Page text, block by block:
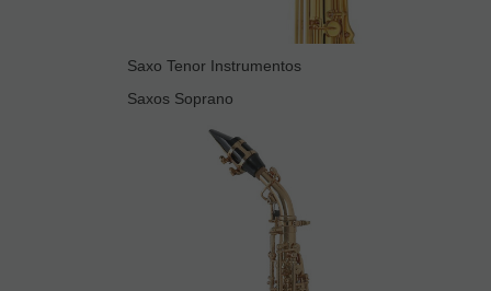
Saxo Tenor Instrumentos
Saxos Soprano